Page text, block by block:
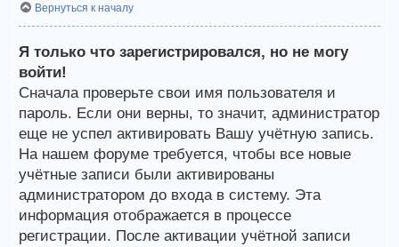
Вернуться к началу
Я только что зарегистрировался, но не могу
войти!
Сначала проверьте свои имя пользователя и
пароль. Если они верны, то значит, администратор
еще не успел активировать Вашу учётную запись.
На нашем форуме требуется, чтобы все новые
учётные записи были активированы
администратором до входа в систему. Эта
информация отображается в процессе
регистрации. После активации учётной записи